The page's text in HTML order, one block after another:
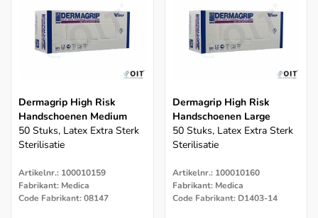
Dermagrip High Risk
Handschoenen Medium
50 Stuks, Latex Extra Sterk
Sterilisatie
Artikelnr.: 100010159
Fabrikant: Medica
Code Fabrikant: 08147
Dermagrip High Risk
Handschoenen Large
50 Stuks, Latex Extra Sterk
Sterilisatie
Artikelnr.: 100010160
Fabrikant: Medica
Code Fabrikant: D1403-14